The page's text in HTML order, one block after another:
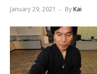
January 29, 2021 ByKai